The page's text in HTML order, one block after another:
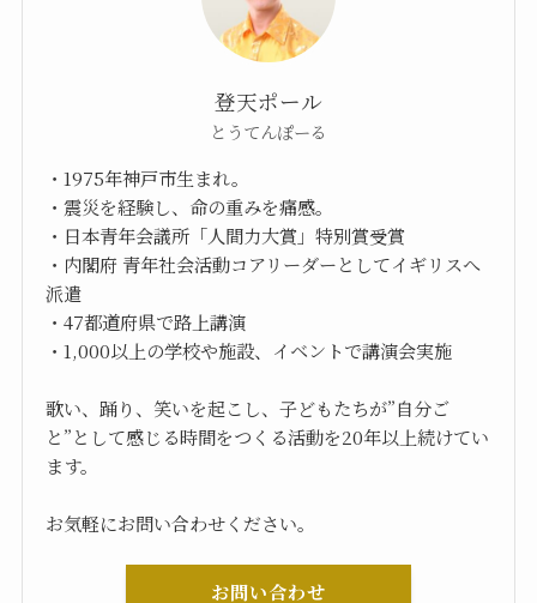
登天ポール
とうてんぽーる
・1975年神戸市生まれ。
・震災を経験し、命の重みを痛感。
・日本青年会議所「人間力大賞」特別賞受賞
・内閣府 青年社会活動コアリーダーとしてイギリスへ
派遣
・47都道府県で路上講演
・1,000以上の学校や施設、イベントで講演会実施
歌い、踊り、笑いを起こし、子どもたちが”自分ご
と”として感じる時間をつくる活動を20年以上続けてい
ます。
お気軽にお問い合わせください。
お問い合わせ